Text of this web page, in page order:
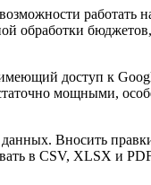
работать
обработки
доступ к
мощными,
Вносить
в CSV, XLSX и